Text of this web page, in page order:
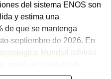
de la
estas intervenciones
del sistema ENOS son
y estima una
de que se mantenga
septiembre de 2026. En
Mundial
advirtió
con posibilidades de que